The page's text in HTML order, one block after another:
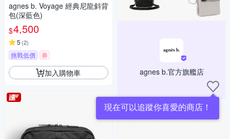
agnes b. Voyage 經典尼龍斜背
包(深藍色)
$4,500
5 (2)
挑戰低價 券
加入購物車 agnes b.官方旗艦店
現在可以追蹤你喜愛的商店！